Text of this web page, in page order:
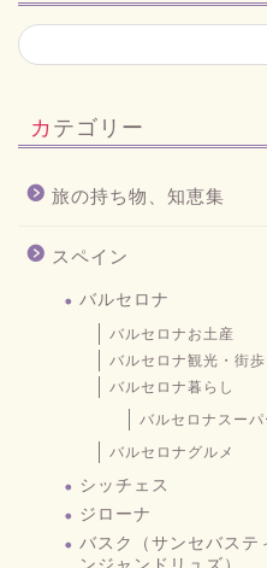
カテゴリー
旅の持ち物、知恵集
スペイン
バルセロナ
バルセロナお土産
バルセロナ観光・街歩
バルセロナ暮らし
バルセロナスーパ
バルセロナグルメ
シッチェス
ジローナ
バスク（サンセバステ